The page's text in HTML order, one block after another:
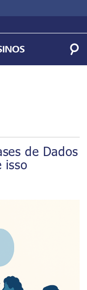
de Dados
isso